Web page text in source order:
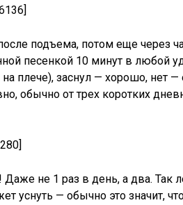
подъема, потом еще через
песенкой 10 минут в любой
плече), заснул — хорошо, нет
обычно от трех коротких
не 1 раз в день, а два. Так
уснуть — обычно это значит,